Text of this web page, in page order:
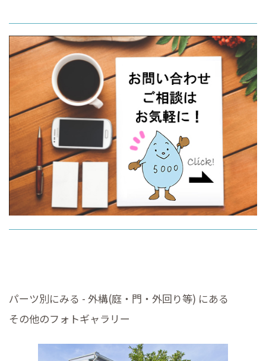
パーツ別にみる - 外構(庭・門・外回り等) にある
その他のフォトギャラリー